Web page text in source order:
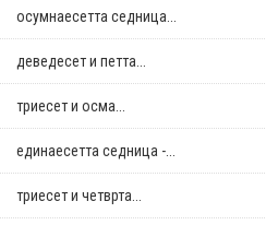
осумнaесетта седница...
деведесет и петта...
триесет и осма...
единаесетта седница -...
триесет и четврта...